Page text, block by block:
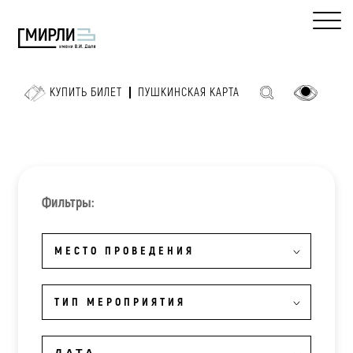
КУПИТЬ БИЛЕТ ПУШКИНСКАЯ КАРТА
Фильтры:
МЕСТО ПРОВЕДЕНИЯ
ТИП МЕРОПРИЯТИЯ